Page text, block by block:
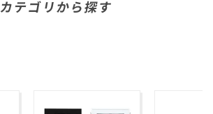
カテゴリから探す